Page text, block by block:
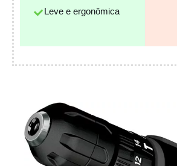
Leve e ergonômica